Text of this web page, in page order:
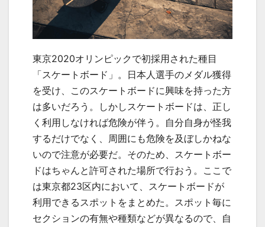
東京2020オリンピックで初採用された種目
「スケートボード」。日本人選手のメダル獲得
を受け、このスケートボードに興味を持った方
は多いだろう。しかしスケートボードは、正し
く利用しなければ危険が伴う。自分自身が怪我
するだけでなく、周囲にも危険を及ぼしかねな
いので注意が必要だ。そのため、スケートボー
ドはちゃんと許可された場所で行おう。ここで
は東京都23区内において、スケートボードが
利用できるスポットをまとめた。スポット毎に
セクションの有無や種類などが異なるので、自